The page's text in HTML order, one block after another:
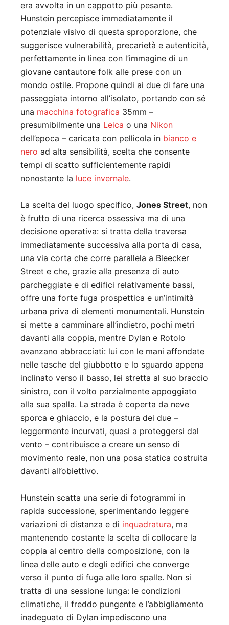
era avvolta in un cappotto più pesante.
Hunstein percepisce immediatamente il
potenziale visivo di questa sproporzione, che
suggerisce vulnerabilità, precarietà e autenticità,
perfettamente in linea con l’immagine di un
giovane cantautore folk alle prese con un
mondo ostile. Propone quindi ai due di fare una
passeggiata intorno all’isolato, portando con sé
una macchina fotografica 35mm –
presumibilmente una Leica o una Nikon
dell’epoca – caricata con pellicola in bianco e
nero ad alta sensibilità, scelta che consente
tempi di scatto sufficientemente rapidi
nonostante la luce invernale.
La scelta del luogo specifico, Jones Street, non
è frutto di una ricerca ossessiva ma di una
decisione operativa: si tratta della traversa
immediatamente successiva alla porta di casa,
una via corta che corre parallela a Bleecker
Street e che, grazie alla presenza di auto
parcheggiate e di edifici relativamente bassi,
offre una forte fuga prospettica e un’intimità
urbana priva di elementi monumentali. Hunstein
si mette a camminare all’indietro, pochi metri
davanti alla coppia, mentre Dylan e Rotolo
avanzano abbracciati: lui con le mani affondate
nelle tasche del giubbotto e lo sguardo appena
inclinato verso il basso, lei stretta al suo braccio
sinistro, con il volto parzialmente appoggiato
alla sua spalla. La strada è coperta da neve
sporca e ghiaccio, e la postura dei due –
leggermente incurvati, quasi a proteggersi dal
vento – contribuisce a creare un senso di
movimento reale, non una posa statica costruita
davanti all’obiettivo.
Hunstein scatta una serie di fotogrammi in
rapida successione, sperimentando leggere
variazioni di distanza e di inquadratura, ma
mantenendo costante la scelta di collocare la
coppia al centro della composizione, con la
linea delle auto e degli edifici che converge
verso il punto di fuga alle loro spalle. Non si
tratta di una sessione lunga: le condizioni
climatiche, il freddo pungente e l’abbigliamento
inadeguato di Dylan impediscono una